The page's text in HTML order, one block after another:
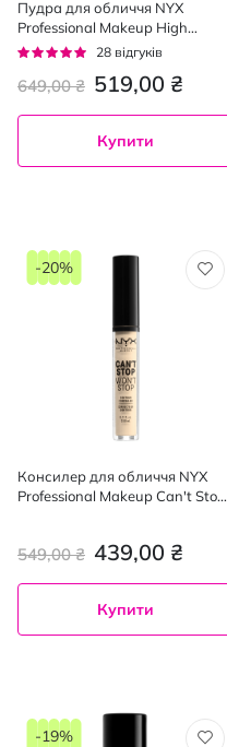
Пудра для обличчя NYX
Professional Makeup High
Definition 01 Translucent 8 г
Рейтинг:
28 відгуків
519,00 ₴
649,00 ₴
Купити
Консилер для обличчя NYX
Professional Makeup Can't Stop
439,00 ₴
549,00 ₴
-20%
Купити
-19%